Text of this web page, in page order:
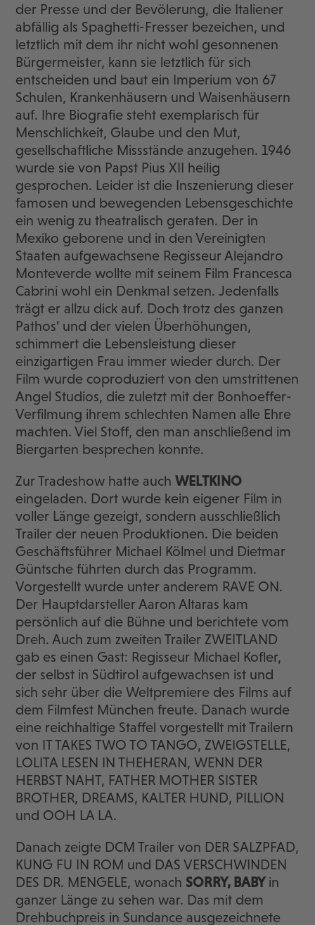
der Presse und der Bevölerung, die Italiener
abfällig als Spaghetti-Fresser bezeichen, und
letztlich mit dem ihr nicht wohl gesonnenen
Bürgermeister, kann sie letztlich für sich
entscheiden und baut ein Imperium von 67
Schulen, Krankenhäusern und Waisenhäusern
auf. Ihre Biografie steht exemplarisch für
Menschlichkeit, Glaube und den Mut,
gesellschaftliche Missstände anzugehen. 1946
wurde sie von Papst Pius XII heilig
gesprochen. Leider ist die Inszenierung dieser
famosen und bewegenden Lebensgeschichte
ein wenig zu theatralisch geraten. Der in
Mexiko geborene und in den Vereinigten
Staaten aufgewachsene Regisseur Alejandro
Monteverde wollte mit seinem Film Francesca
Cabrini wohl ein Denkmal setzen. Jedenfalls
trägt er allzu dick auf. Doch trotz des ganzen
Pathos’ und der vielen Überhöhungen,
schimmert die Lebensleistung dieser
einzigartigen Frau immer wieder durch. Der
Film wurde coproduziert von den umstrittenen
Angel Studios, die zuletzt mit der Bonhoeffer-
Verfilmung ihrem schlechten Namen alle Ehre
machten. Viel Stoff, den man anschließend im
Biergarten besprechen konnte.
Zur Tradeshow hatte auchWELTKINO
eingeladen. Dort wurde kein eigener Film in
voller Länge gezeigt, sondern ausschließlich
Trailer der neuen Produktionen. Die beiden
Geschäftsführer Michael Kölmel und Dietmar
Güntsche führten durch das Programm.
Vorgestellt wurde unter anderem RAVE ON.
Der Hauptdarsteller Aaron Altaras kam
persönlich auf die Bühne und berichtete vom
Dreh. Auch zum zweiten Trailer ZWEITLAND
gab es einen Gast: Regisseur Michael Kofler,
der selbst in Südtirol aufgewachsen ist und
sich sehr über die Weltpremiere des Films auf
dem Filmfest München freute. Danach wurde
eine reichhaltige Staffel vorgestellt mit Trailern
von IT TAKES TWO TO TANGO, ZWEIGSTELLE,
LOLITA LESEN IN THEHERAN, WENN DER
HERBST NAHT, FATHER MOTHER SISTER
BROTHER, DREAMS, KALTER HUND, PILLION
und OOH LA LA.
Danach zeigte DCM Trailer von DER SALZPFAD,
KUNG FU IN ROM und DAS VERSCHWINDEN
DES DR. MENGELE, wonach SORRY, BABYin
ganzer Länge zu sehen war. Das mit dem
Drehbuchpreis in Sundance ausgezeichnete